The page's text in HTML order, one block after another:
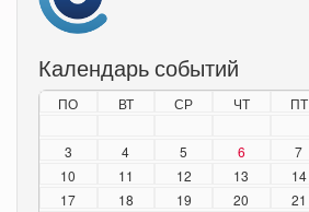
Календарь событий
ПО ВТ СР ЧТ ПТ
3
4 5 6 7
10
11 12 13 14
17
18 19 20 21